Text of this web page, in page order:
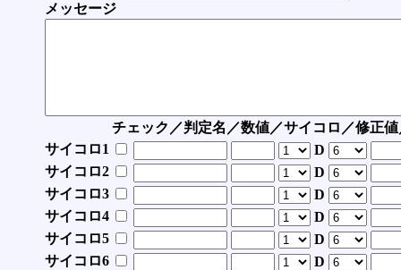
メッセージ
チェック／判定名／数値／サイコロ／修正
サイコロ1
D
サイコロ2
D
サイコロ3
D
サイコロ4
D
サイコロ5
D
サイコロ6
D